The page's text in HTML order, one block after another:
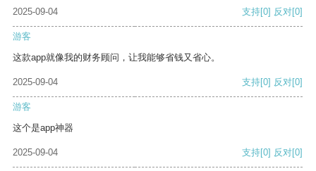
2025-09-04
支持[0] 反对[0]
游客
这款app就像我的财务顾问，让我能够省钱又省心。
2025-09-04 支持[0] 反对[0]
游客
这个是app神器
2025-09-04 支持[0] 反对[0]